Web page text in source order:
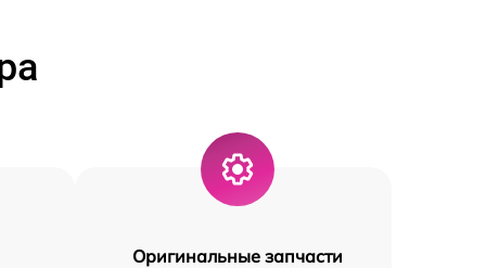
Оригинальные запчасти